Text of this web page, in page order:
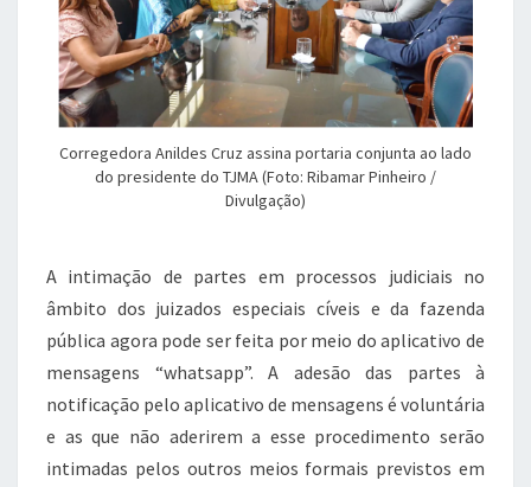
Corregedora Anildes Cruz assina portaria conjunta ao lado
do presidente do TJMA (Foto: Ribamar Pinheiro /
Divulgação)
A intimação de partes em processos judiciais no
âmbito dos juizados especiais cíveis e da fazenda
pública agora pode ser feita por meio do aplicativo de
mensagens “whatsapp”. A adesão das partes à
notificação pelo aplicativo de mensagens é voluntária
e as que não aderirem a esse procedimento serão
intimadas pelos outros meios formais previstos em